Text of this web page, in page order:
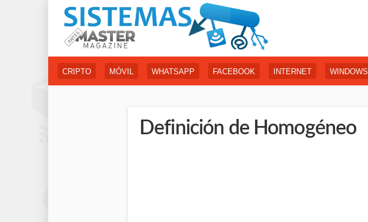
CRIPTO MÓVIL WHATSAPP FACEBOOK INTERNET WINDOWS
Definición de Homogéneo